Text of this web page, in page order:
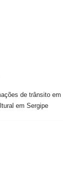
de trânsito
em Sergipe